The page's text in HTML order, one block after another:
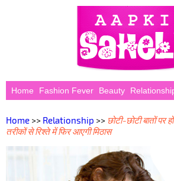
Home Fashion Fever Beauty
Home >> Relationship >> छोटी-छोटी बातों पर
तरीकों से रिश्ते में फिर आएगी मिठास